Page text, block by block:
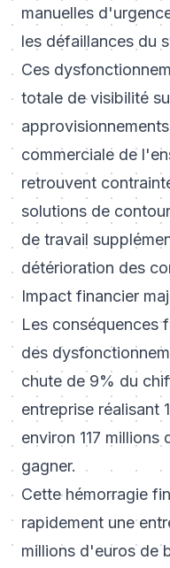
manuelles
les défaillances du
Ces
totale de visibilité
commerciale de
retrouvent
solutions de
de travail
détérioration des
Impact financier
Les conséquences
des
chute de 9% du
entreprise réalisant
environ 117 millions
gagner.
Cette hémorragie
rapidement une
millions d'euros de